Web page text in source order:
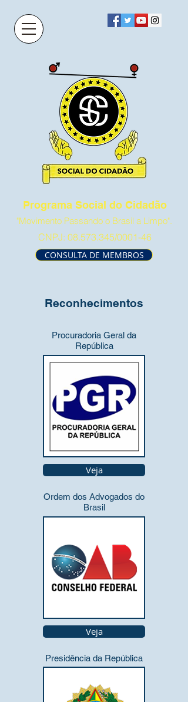
CONSULTA DE MEMBROS
Programa Social do Cidadão
"Movimento Passando o Brasil a Limpo".
CNPJ: 08.573.345/0001-46
Reconhecimentos
Procuradoria Geral da
República
Veja
Ordem dos Advogados do
Brasil
Veja
Presidência da República